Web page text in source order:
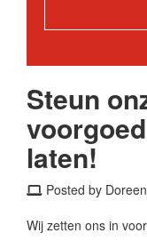
Steun
laten!
Posted by
Wij zetten ons in